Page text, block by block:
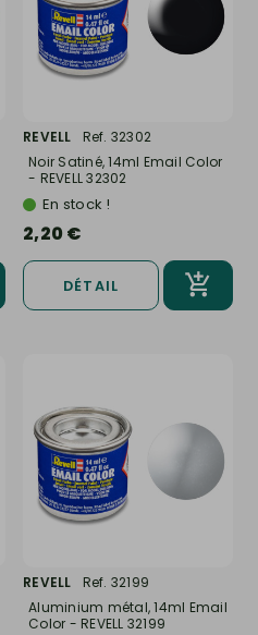
REVELL
Ref. 32302
Noir Satiné, 14ml Email Color
- REVELL 32302
En stock !
2,20 €
DÉTAIL
REVELL
Ref. 32199
Aluminium métal, 14ml Email
Color - REVELL 32199